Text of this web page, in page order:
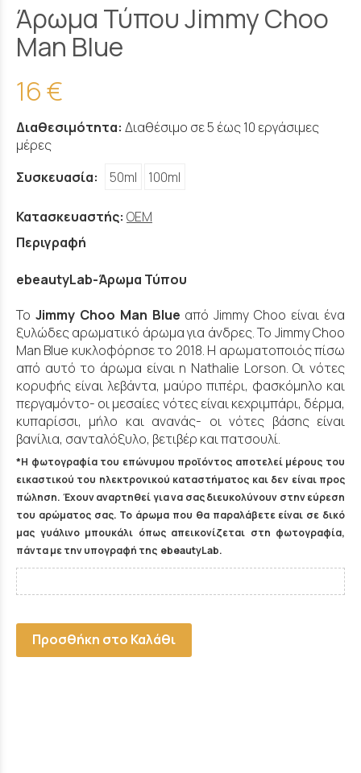
Άρωμα Τύπου Jimmy Choo
Man Blue
16 €
Διαθεσιμότητα: Διαθέσιμο σε 5 έως 10 εργάσιμες
μέρες
Συσκευασία:
50ml 100ml
Κατασκευαστής: OEM
Περιγραφή
ebeautyLab-Άρωμα Τύπου
Το Jimmy Choo Man Blue από Jimmy Choo είναι ένα
ξυλώδες αρωματικό άρωμα για άνδρες. Το Jimmy Choo
Man Blue κυκλοφόρησε το 2018. Η αρωματοποιός πίσω
από αυτό το άρωμα είναι η Nathalie Lorson. Οι νότες
κορυφής είναι λεβάντα, μαύρο πιπέρι, φασκόμηλο και
περγαμόντο- οι μεσαίες νότες είναι κεχριμπάρι, δέρμα,
κυπαρίσσι, μήλο και ανανάς- οι νότες βάσης είναι
βανίλια, σανταλόξυλο, βετιβέρ και πατσουλί.
*Η φωτογραφία του επώνυμου προϊόντος αποτελεί μέρους του
εικαστικού του ηλεκτρονικού καταστήματος και δεν είναι προς
πώληση. Έχουν αναρτηθεί για να σας διευκολύνουν στην εύρεση
του αρώματος σας. Το άρωμα που θα παραλάβετε είναι σε δικό
μας γυάλινο μπουκάλι όπως απεικονίζεται στη φωτογραφία,
πάντα με την υπογραφή της ebeautyLab.
Προσθήκη στο Καλάθι